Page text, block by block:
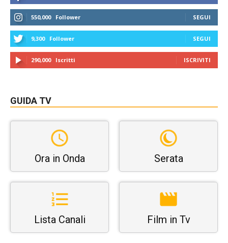
550,000 Follower SEGUI
9,300 Follower SEGUI
290,000 Iscritti ISCRIVITI
GUIDA TV
Ora in Onda Serata
Lista Canali Film in Tv